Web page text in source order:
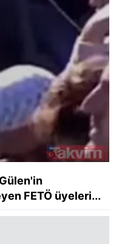
FETÖ üyeleri...